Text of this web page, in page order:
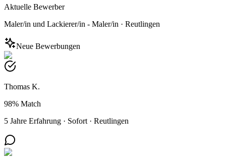
Aktuelle Bewerber
Maler/in und Lackierer/in - Maler/in · Reutlingen
Neue Bewerbungen
Thomas K.
98% Match
5 Jahre Erfahrung · Sofort · Reutlingen